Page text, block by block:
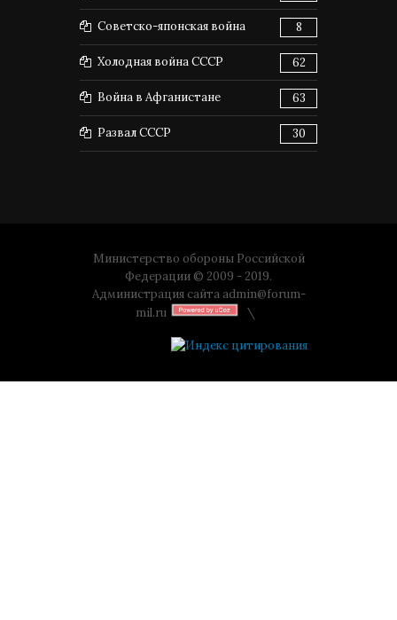
Советско-японская война 8
Холодная война СССР 62
Война в Афганистане 63
Развал СССР 30
Министерство обороны Российской
Федерации © 2009 - 2019.
Администрация сайта admin@forum-
mil.ru